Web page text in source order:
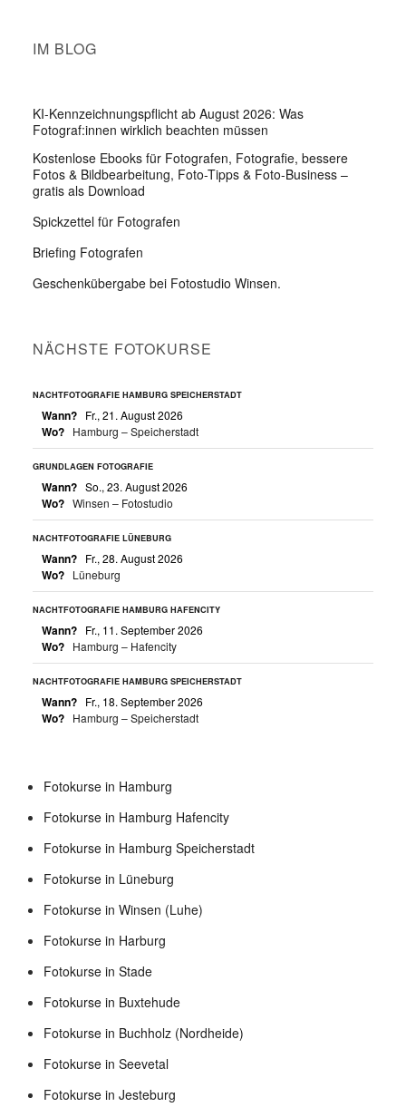
IM BLOG
KI-Kennzeichnungspflicht ab August 2026: Was
Fotograf:innen wirklich beachten müssen
Kostenlose Ebooks für Fotografen, Fotografie, bessere
Fotos & Bildbearbeitung, Foto-Tipps & Foto-Business –
gratis als Download
Spickzettel für Fotografen
Briefing Fotografen
Geschenkübergabe bei Fotostudio Winsen.
NÄCHSTE FOTOKURSE
NACHTFOTOGRAFIE HAMBURG SPEICHERSTADT
Wann? Fr., 21. August 2026
Wo? Hamburg – Speicherstadt
GRUNDLAGEN FOTOGRAFIE
Wann? So., 23. August 2026
Wo? Winsen – Fotostudio
NACHTFOTOGRAFIE LÜNEBURG
Wann? Fr., 28. August 2026
Wo? Lüneburg
NACHTFOTOGRAFIE HAMBURG HAFENCITY
Wann? Fr., 11. September 2026
Wo? Hamburg – Hafencity
NACHTFOTOGRAFIE HAMBURG SPEICHERSTADT
Wann? Fr., 18. September 2026
Wo? Hamburg – Speicherstadt
Fotokurse in Hamburg
Fotokurse in Hamburg Hafencity
Fotokurse in Hamburg Speicherstadt
Fotokurse in Lüneburg
Fotokurse in Winsen (Luhe)
Fotokurse in Harburg
Fotokurse in Stade
Fotokurse in Buxtehude
Fotokurse in Buchholz (Nordheide)
Fotokurse in Seevetal
Fotokurse in Jesteburg